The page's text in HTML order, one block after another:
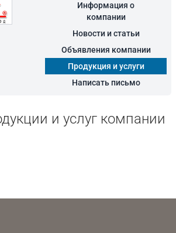
Информация о
компании
Новости и статьи
Объявления компании
Продукция и услуги
Написать письмо
и услуг компании